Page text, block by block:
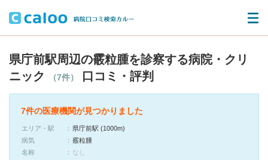
県庁前駅周辺の霰粒腫を診察する病院・クリ
ニック
（7件） 口コミ・評判
7件の医療機関が見つかりました
エリア・駅
県庁前駅 (1000m)
病気
霰粒腫
名称
なし